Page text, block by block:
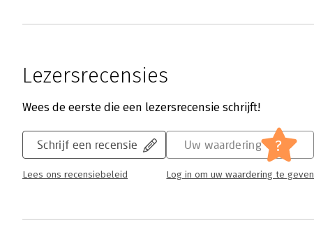
Lezersrecensies
Wees de eerste die een lezersrecensie schrijft!
Schrijf een recensie
Lees ons recensiebeleid
Uw waardering ?
Log in om uw waardering te geven